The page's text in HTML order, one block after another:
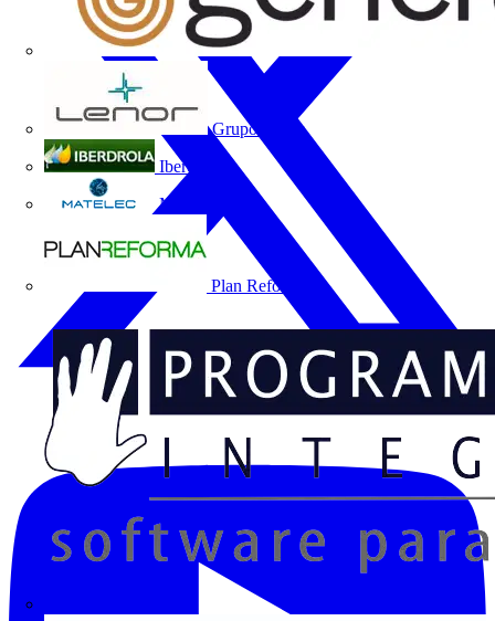
Grupo Lenor
Iberdrola
MATELEC
Plan Reforma